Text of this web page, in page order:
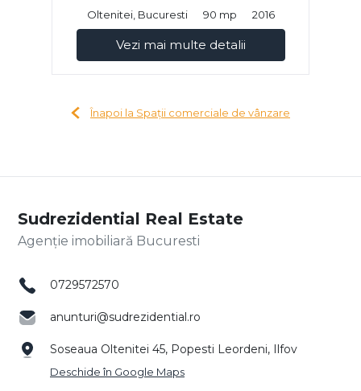
Oltenitei, Bucuresti
90 mp 2016
Vezi mai multe detalii
Înapoi la Spații comerciale de vânzare
Sudrezidential Real Estate
Agenție imobiliară Bucuresti
0729572570
anunturi@sudrezidential.ro
Soseaua Oltenitei 45, Popesti Leordeni, Ilfov
Deschide în Google Maps